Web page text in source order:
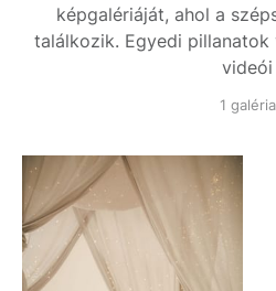
képgalériáját, ahol a
találkozik. Egyedi pillanatok
videói
1 galéria